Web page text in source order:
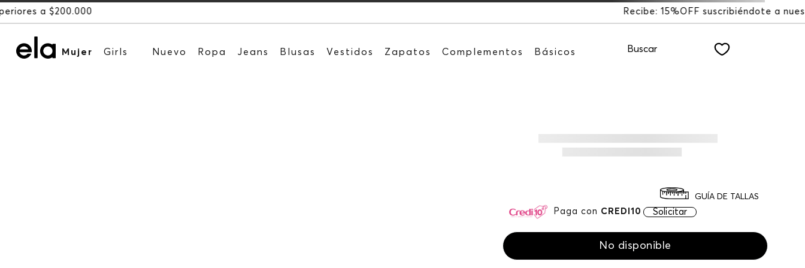
Recibe: 15%OFF suscribiéndote a nuestro NEWSLETTER
Mujer Girls Nuevo Ropa Jeans Blusas Vestidos Zapatos Complementos Básicos Buscar
Paga con CREDI10 Solicitar
GUÍA DE TALLAS
No disponible